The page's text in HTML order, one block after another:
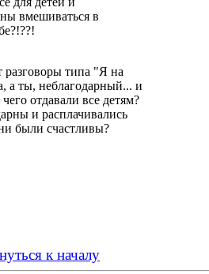
вмешиваться в
типа "Я на
а ты, неблагодарный... и
отдавали все детям?
и расплачивались
были счастливы?
к началу